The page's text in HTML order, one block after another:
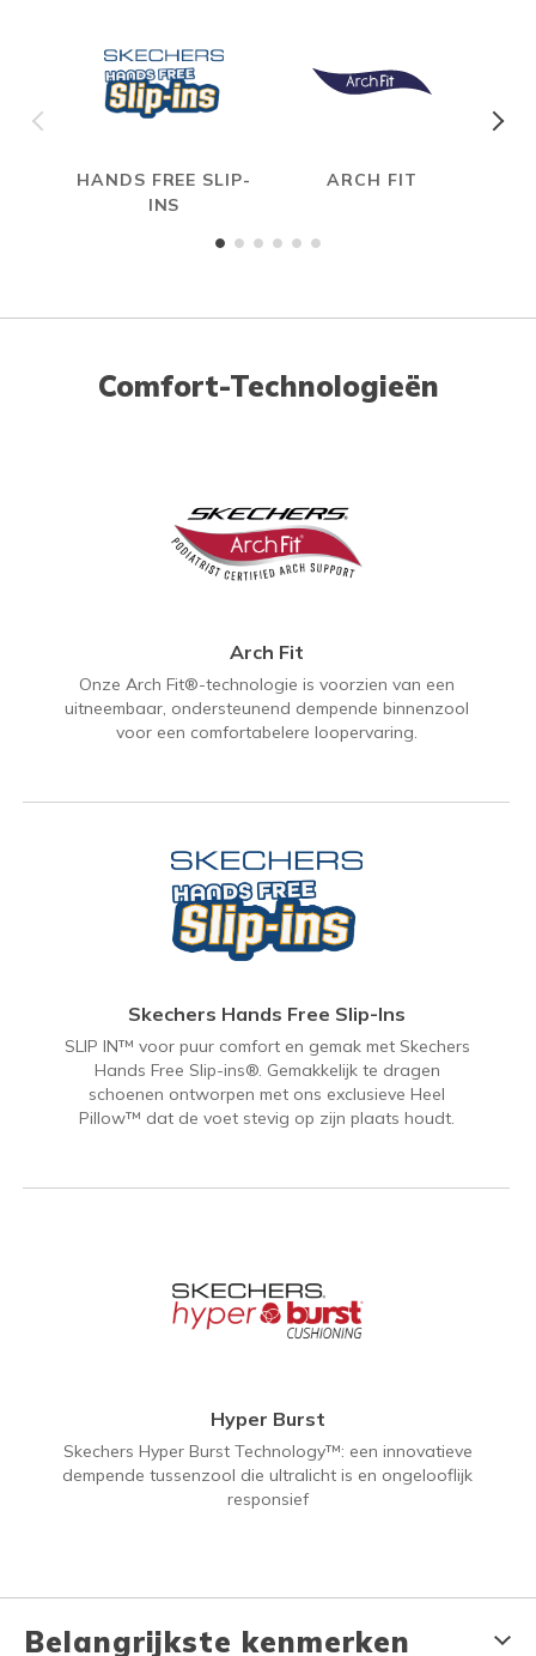
HANDS FREE SLIP-
INS
ARCH FIT
Comfort-Technologieën
Arch Fit
Onze Arch Fit®-technologie is voorzien van een
uitneembaar, ondersteunend dempende binnenzool
voor een comfortabelere loopervaring.
Skechers Hands Free Slip-Ins
SLIP IN™ voor puur comfort en gemak met Skechers
Hands Free Slip-ins®. Gemakkelijk te dragen
schoenen ontworpen met ons exclusieve Heel
Pillow™ dat de voet stevig op zijn plaats houdt.
Hyper Burst
Skechers Hyper Burst Technology™: een innovatieve
dempende tussenzool die ultralicht is en ongelooflijk
responsief
Belangrijkste kenmerken